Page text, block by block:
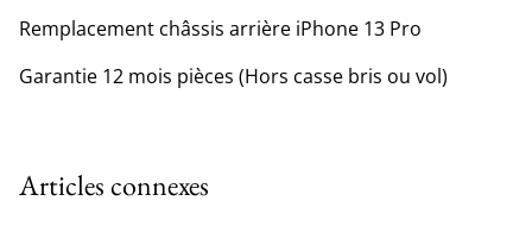
Remplacement châssis arrière iPhone 13 Pro
Garantie 12 mois pièces (Hors casse bris ou vol)
Articles connexes